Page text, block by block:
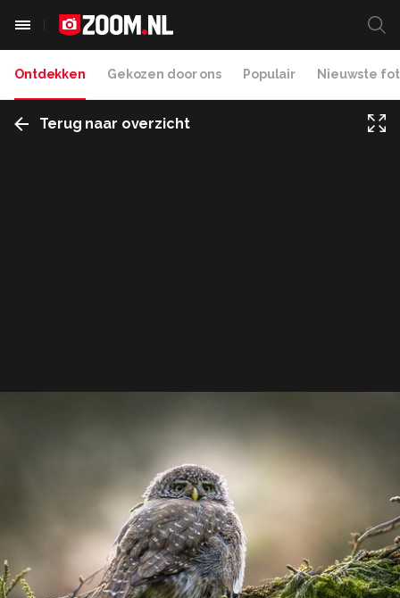
Ontdekken Gekozen door ons Populair Nieuwste
Terug naar overzicht